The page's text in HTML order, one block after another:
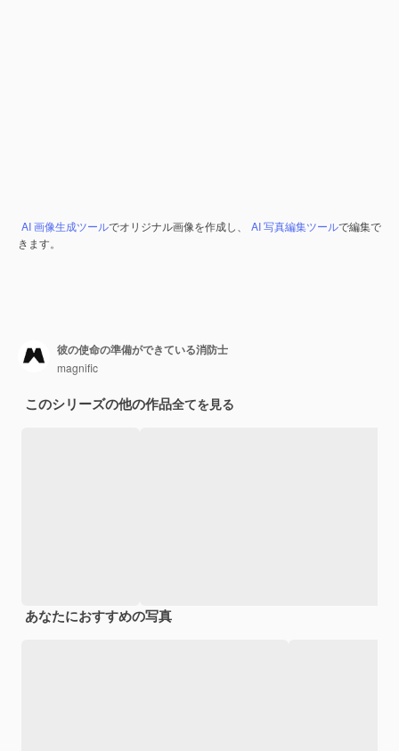
AI 画像生成ツールでオリジナル画像を作成し、 AI 写真編集ツールで編集で
きます。
彼の使命の準備ができている消防士
magnific
このシリーズの他の作品全てを見る
あなたにおすすめの写真